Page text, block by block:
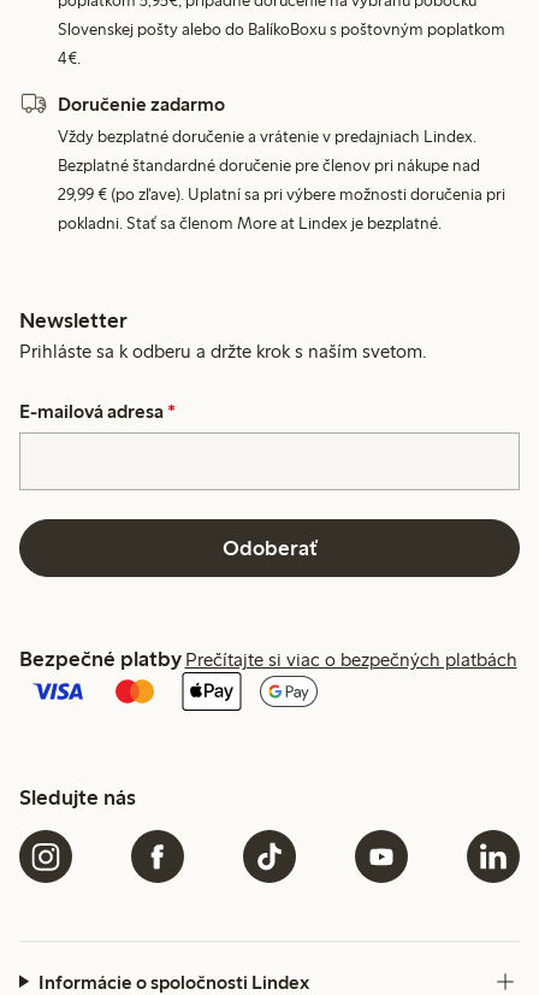
Slovenskej pošty alebo do BalíkoBoxu s poštovným poplatkom
4€.
Doručenie zadarmo
Vždy bezplatné doručenie a vrátenie v predajniach Lindex.
Bezplatné štandardné doručenie pre členov pri nákupe nad
29,99 € (po zľave). Uplatní sa pri výbere možnosti doručenia pri
pokladni. Stať sa členom More at Lindex je bezplatné.
Newsletter
Prihláste sa k odberu a držte krok s naším svetom.
E-mailová adresa *
Odoberať
Bezpečné platby Prečítajte si viac o bezpečných platbách
Sledujte nás
Informácie o spoločnosti Lindex